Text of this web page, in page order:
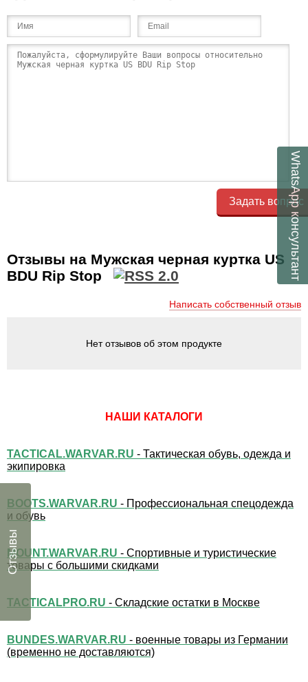
Задать вопрос
Отзывы на Мужская черная куртка US
BDU Rip Stop
Написать собственный отзыв
Нет отзывов об этом продукте
НАШИ КАТАЛОГИ
TACTICAL.WARVAR.RU - Тактическая обувь, одежда и
экипировка
BOOTS.WARVAR.RU - Профессиональная спецодежда
и обувь
MOUNT.WARVAR.RU - Спортивные и туристические
товары с большими скидками
TACTICALPRO.RU - Складские остатки в Москве
BUNDES.WARVAR.RU - военные товары из Германии
(временно не доставляются)
WhatsApp
консультант
Отзывы